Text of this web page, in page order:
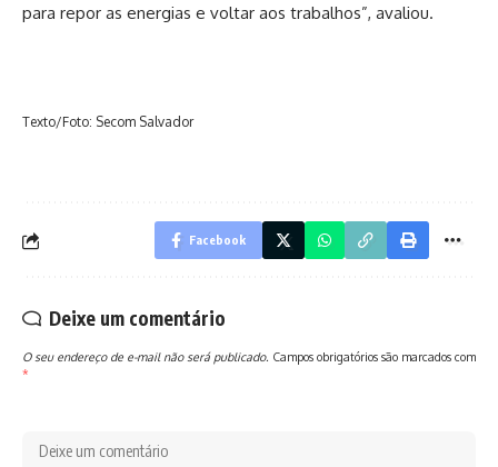
para repor as energias e voltar aos trabalhos”, avaliou.
Texto/Foto: Secom Salvador
Facebook
Deixe um comentário
O seu endereço de e-mail não será publicado. Campos obrigatórios são marcados com
*